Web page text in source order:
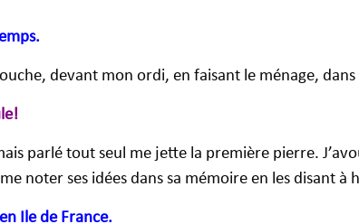
devant mon ordi, en faisant le ménage, dans
parlé tout seul me jette la première pierre.
noter ses idées dans sa mémoire en les disant
Ile de France.